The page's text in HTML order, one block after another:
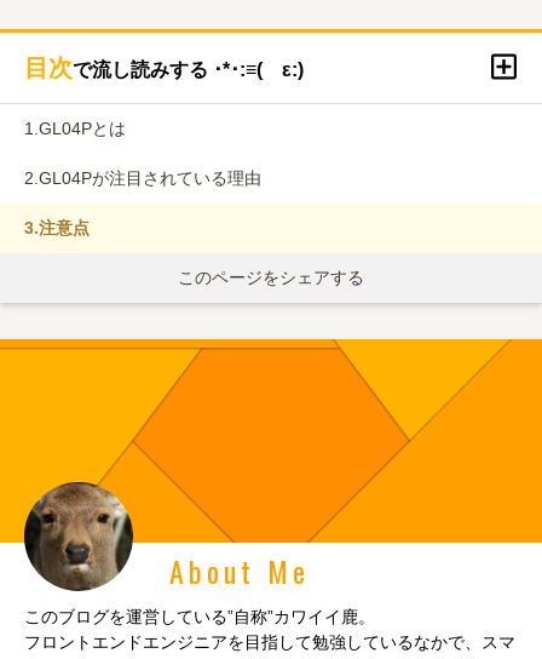
About Me
このブログを運営している”自称”カワイイ鹿。
フロントエンドエンジニアを目指して勉強しているなかで、スマ
目次で流し読みする ･*･:≡( ε:)
1. GL04Pとは
2. GL04Pが注目されている理由
3.注意点
このページをシェアする